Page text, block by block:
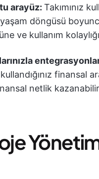
arayüz: Takımınız
döngüsü
ve kullanım
netlik